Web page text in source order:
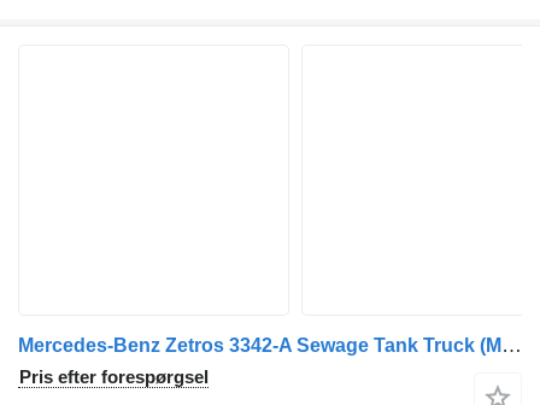
Mercedes-Benz Zetros 3342-A Sewage Tank Truck (ME5381)
Pris efter forespørgsel